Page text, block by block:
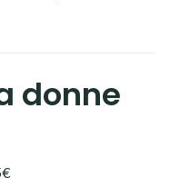
donne